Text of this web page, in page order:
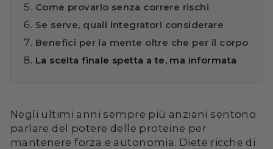
Come provarlo senza correre rischi
Se serve, quali integratori considerare
Benefici per la mente oltre che per il corpo
La scelta finale spetta a te, ma informata
Negli ultimi anni sempre più anziani sentono
parlare del potere delle proteine per
mantenere forza e autonomia. Diete ricche di